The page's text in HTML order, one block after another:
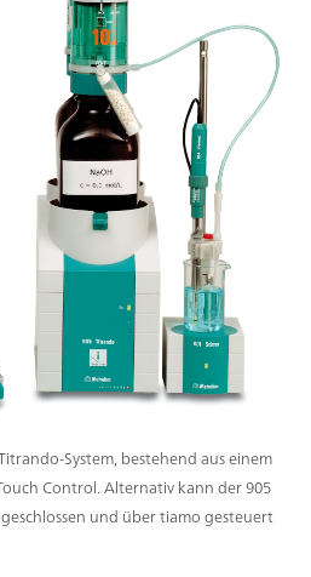
System, bestehend aus einem
Control. Alternativ kann der 905
und über tiamo gesteuert